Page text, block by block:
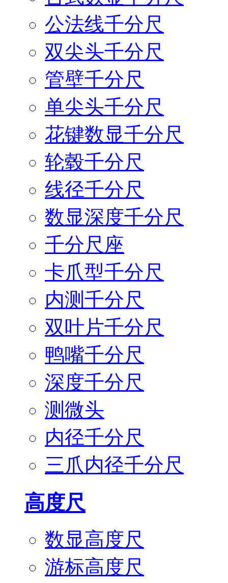
公法线千分尺
双尖头千分尺
管壁千分尺
单尖头千分尺
花键数显千分尺
轮毂千分尺
线径千分尺
数显深度千分尺
千分尺座
卡爪型千分尺
内测千分尺
双叶片千分尺
鸭嘴千分尺
深度千分尺
测微头
内径千分尺
三爪内径千分尺
高度尺
数显高度尺
游标高度尺